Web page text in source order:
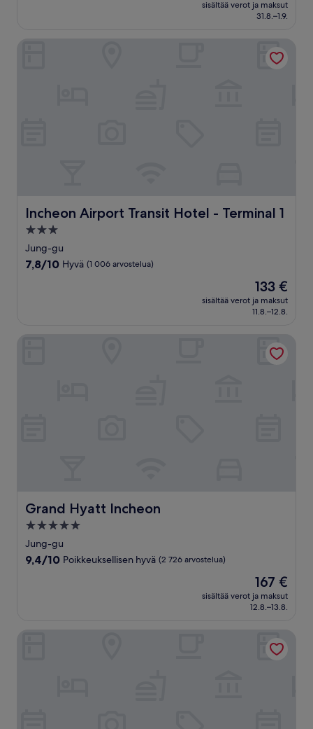
213 €
sisältää verot ja maksut
31.8.–1.9.
Incheon Airport Transit Hotel - Terminal 1
Incheon Airport Transit Hotel - Terminal 1
3.0
tähden
majoituspaikka
Jung-gu
7.8
7,8/10 Hyvä (1 006 arvostelua)
Hinta
on
133 €
133 €
sisältää verot ja maksut
11.8.–12.8.
Grand Hyatt Incheon
Grand Hyatt Incheon
5.0
tähden
majoituspaikka
Jung-gu
9.4
arvostelua)
9,4/10 Poikkeuksellisen hyvä (2 726 arvostelua)
Hinta
on
167 €
167 €
sisältää verot ja maksut
12.8.–13.8.